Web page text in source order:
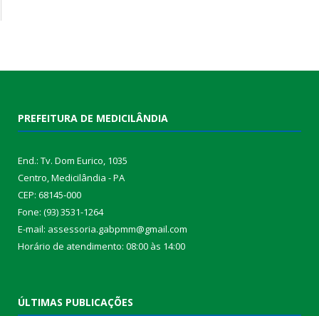
PREFEITURA DE MEDICILÂNDIA
End.: Tv. Dom Eurico, 1035
Centro, Medicilândia - PA
CEP: 68145-000
Fone: (93) 3531-1264
E-mail: assessoria.gabpmm@gmail.com
Horário de atendimento: 08:00 às 14:00
ÚLTIMAS PUBLICAÇÕES